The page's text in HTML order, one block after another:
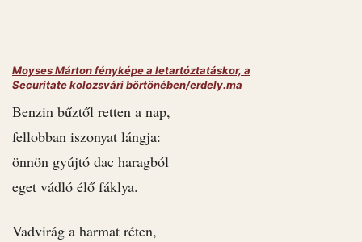
Moyses Márton fényképe a letartóztatáskor, a
Securitate kolozsvári börtönében/erdely.ma
Benzin bűztől retten a nap,
fellobban iszonyat lángja:
önnön gyújtó dac haragból
eget vádló élő fáklya.
Vadvirág a harmat réten,